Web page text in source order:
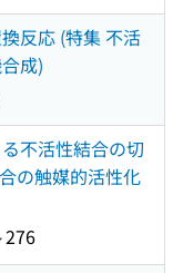
反応 (特集 不活
成)
不活性結合の切
の触媒的活性化
276